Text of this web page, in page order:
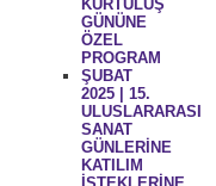
KURTULUŞ
GÜNÜNE
ÖZEL
PROGRAM
ŞUBAT
2025 | 15.
ULUSLARARASI
SANAT
GÜNLERİNE
KATILIM